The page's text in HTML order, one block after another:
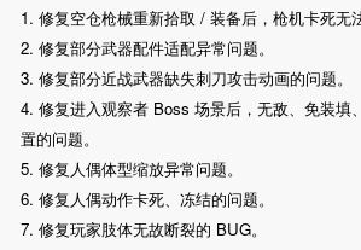
1. 修复空仓枪械重新拾取 / 装备后，枪机卡死无
2. 修复部分武器配件适配异常问题。
3. 修复部分近战武器缺失刺刀攻击动画的问题。
4. 修复进入观察者 Boss 场景后，无敌、免装填
置的问题。
5. 修复人偶体型缩放异常问题。
6. 修复人偶动作卡死、冻结的问题。
7. 修复玩家肢体无故断裂的 BUG。